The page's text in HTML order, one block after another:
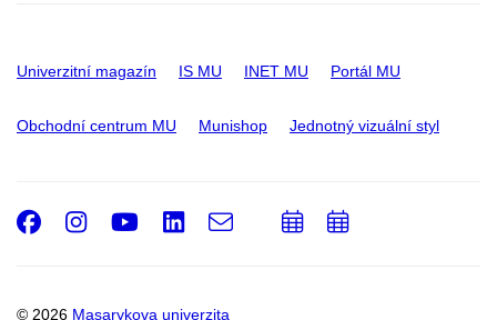
Univerzitní magazín IS MU INET MU Portál MU
Obchodní centrum MU Munishop Jednotný vizuální styl
© 2026 Masarykova univerzita
Facebook
Instagram
Youtube
LinkedIn
e-
PřidatPřidat